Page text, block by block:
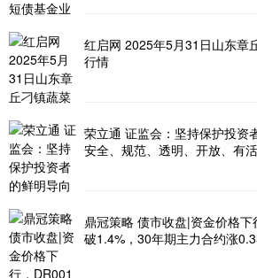
红启网 2025年5月31日山东章
行情
荣立通 证监会：坚持保护投资
安全、规范、透明、开放、有
鼎冠策略 债市收盘|资金价格
破1.4%，30年期主力合约涨